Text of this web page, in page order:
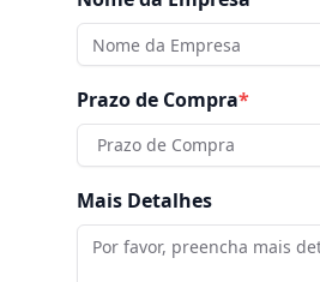
Prazo de Compra*
Prazo de Compra
Mais Detalhes